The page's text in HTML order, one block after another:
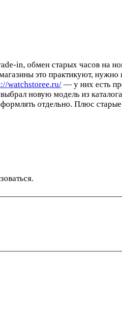
in, обмен старых часов на
это практикуют,
watchstoree.ru/ — у них есть
новую модель из
отдельно. Плюс